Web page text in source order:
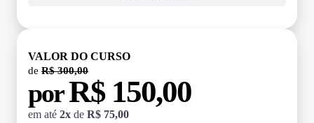
VALOR DO CURSO
de R$ 300,00
porR$ 150,00
em até 2x de R$ 75,00